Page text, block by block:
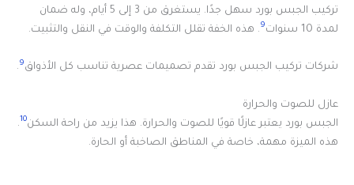
تركيب الجبس بورد سهل جدًا. يستغرق من 3 إلى 5 أيام، وله ضمان
لمدة 10 سنوات
9. هذه الخفة تقلل التكلفة والوقت في النقل والتثبيت.
شركات تركيب الجبس بورد تقدم تصميمات عصرية تناسب كل الأذواق9
.
عازل للصوت والحرارة
الجبس بورد يعتبر عازلًا قويًا للصوت والحرارة. هذا يزيد من راحة السكن10
.
هذه الميزة مهمة، خاصة في المناطق الصاخبة أو الحارة.